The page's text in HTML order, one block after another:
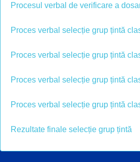
Procesul verbal de verificare a
Proces verbal selecție grup țintă
Proces verbal selecție grup țintă
Proces verbal selecție grup țintă
Proces verbal selecție grup țintă
Rezultate finale selecție grup țintă